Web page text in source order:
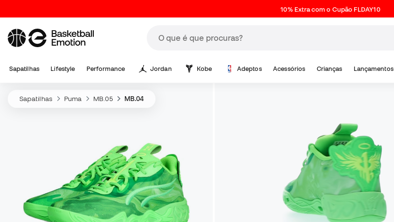
10% Extra com o Cupão FLDAY10
Sapatilhas Lifestyle Performance Jordan Kobe Adeptos Acessórios Crianças Lançamentos
Sapatilhas Puma MB.05 MB.04